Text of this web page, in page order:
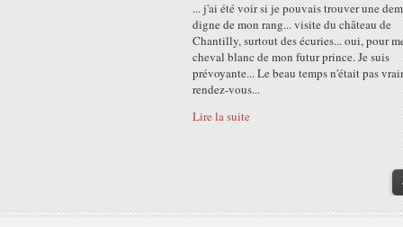
... j'ai été voir si je pouvais trouver une
digne de mon rang... visite du château de
Chantilly, surtout des écuries... oui, pour
cheval blanc de mon futur prince. Je suis
prévoyante... Le beau temps n'était pas
rendez-vous...
Lire la suite